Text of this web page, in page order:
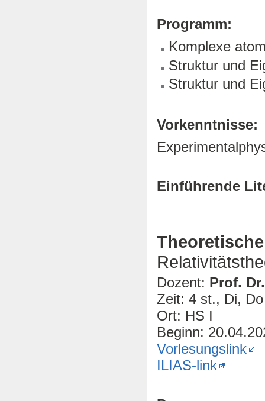
Programm:
Komplexe
Struktur und
Struktur und
Vorkenntnisse:
Einführende
Dozent: Prof.
Zeit: 4 st., Di,
Ort: HS I
Beginn:
Vorlesungslink
ILIAS-link